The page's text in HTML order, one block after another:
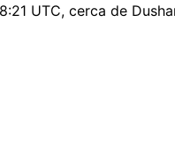
UTC, cerca de